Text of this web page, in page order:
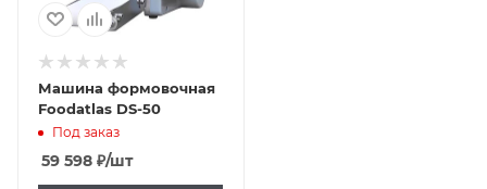
Машина формовочная
Foodatlas DS-50
Под заказ
59 598 ₽/шт